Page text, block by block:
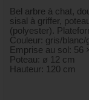
Bel arbre à chat,
sisal à griffer,
(polyester).
Couleur: gris/blanc/
Emprise au sol: 56
Poteau: ø 12 cm
Hauteur: 120 cm